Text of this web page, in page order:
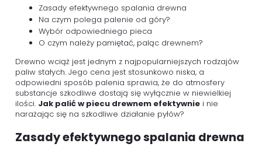
Zasady efektywnego spalania drewna
Na czym polega palenie od góry?
Wybór odpowiedniego pieca
O czym należy pamiętać, paląc drewnem?
Drewno wciąż jest jednym z najpopularniejszych rodzajów
paliw stałych. Jego cena jest stosunkowo niska, a
odpowiedni sposób palenia sprawia, że do atmosfery
substancje szkodliwe dostają się wyłącznie w niewielkiej
ilości. Jak palić w piecu drewnem efektywnie i nie
narażając się na szkodliwe działanie pyłów?
Zasady efektywnego spalania drewna